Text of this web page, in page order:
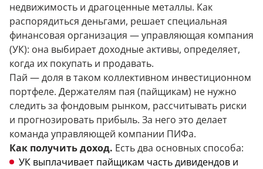
недвижимость и драгоценные металлы. Как
распорядиться деньгами, решает специальная
финансовая организация — управляющая компания
(УК): она выбирает доходные активы, определяет,
когда их покупать и продавать.
Пай — доля в таком коллективном инвестиционном
портфеле. Держателям пая (пайщикам) не нужно
следить за фондовым рынком, рассчитывать риски
и прогнозировать прибыль. За него это делает
команда управляющей компании ПИФа.
Как получить доход. Есть два основных способа:
УК выплачивает пайщикам часть дивидендов и